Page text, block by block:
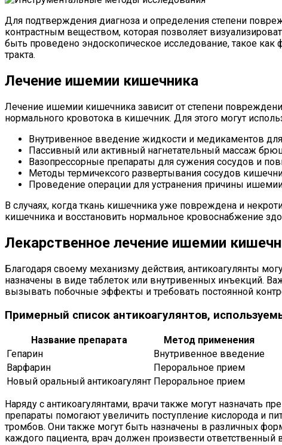
Для подтверждения диагноза и определения степени
контрастным веществом, которая позволяет
быть проведено эндоскопическое исследование, такое как
тракта.
Лечение ишемии кишечника
Лечение ишемии кишечника зависит от степени
нормального кровотока в кишечник. Для этого могут
Внутривенное введение жидкости и медикаментов
Пассивный или активный нагнетательный массаж
Вазопрессорные препараты для сужения сосудов и
Методы термичексого развертывания сосудов
Проведение операции для устранения причины
В случаях, когда ткань кишечника уже повреждена и
кишечника и восстановить нормальное кровоснабжение
Лекарственное лечение ишемии
Благодаря своему механизму действия, антикоагулянты
назначены в виде таблеток или внутривенных инъекций.
вызывать побочные эффекты и требовать постоянной
Примерный список антикоагулянтов,
Название препарата
Метод применения
Гепарин
Внутривенное введение
Варфарин
Пероральное прием
Новый оральный антикоагулянт Пероральное прием
Наряду с антикоагулянтами, врачи также могут
препараты помогают увеличить поступление кислорода и
тромбов. Они также могут быть назначены в различных
каждого пациента, врач должен произвести ответственный